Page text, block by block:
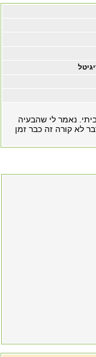
בביתי. נאמר לי שהבעיה
לא קורה זה כבר זמן